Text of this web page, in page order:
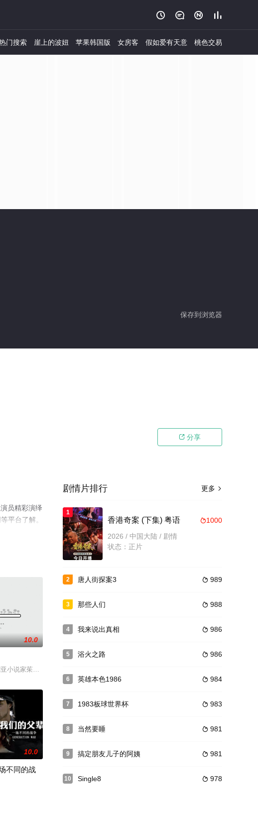
   
门搜索 崖上的波妞 苹果韩国版 女房客 假如爱有天意 桃色交易
保存到浏览器
 分享
员精彩演绎
平台了解。
她回到
员白基奇在医院等待昏迷不醒的幸存者；海关特派员大
弗朗西斯 James Franciscus 饰）和吉姆（理查德·克里纳
10.0
小说家茱莉亚;丽（Julia Leigh）创作，同时这也是她的导演处女作。这部作品入围了第
心
作。病毒蔓延全球，世界毁灭殆尽。而在毗邻旧金山的原始丛林，凯撒（安迪·瑟金斯
10.0
不同的战
更多 
剧情片排行
1
1000
香港奇案 (下集) 粤语
2026 / 中国大陆 / 剧情
状态：正片
2  989
唐人街探案3
3  988
那些人们
4  986
我来说出真相
5  986
浴火之路
6  984
英雄本色1986
7  983
1983板球世界杯
8  981
当然要睡
9  981
搞定朋友儿子的阿姨
10  978
Single8